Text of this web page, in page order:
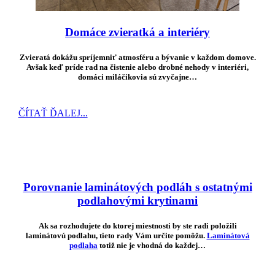
Domáce zvieratká a interiéry
Zvieratá dokážu spríjemniť atmosféru a bývanie v každom domove.
Avšak keď príde rad na čistenie alebo drobné nehody v interiéri,
domáci miláčikovia sú zvyčajne…
ČÍTAŤ ĎALEJ...
Porovnanie laminátových podláh s ostatnými
podlahovými krytinami
Ak sa rozhodujete do ktorej miestnosti by ste radi položili
laminátovú podlahu, tieto rady Vám určite pomôžu. Laminátová
podlaha totiž nie je vhodná do každej…